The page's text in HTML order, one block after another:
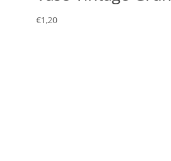
€1,20